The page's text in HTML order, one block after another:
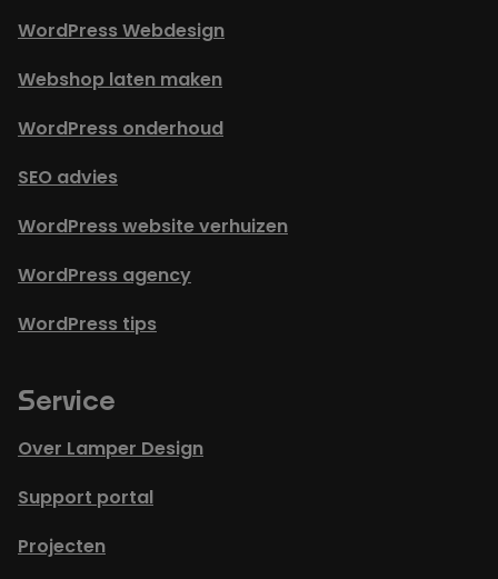
WordPress Webdesign
Webshop laten maken
WordPress onderhoud
SEO advies
WordPress website verhuizen
WordPress agency
WordPress tips
Service
Over Lamper Design
Support portal
Projecten